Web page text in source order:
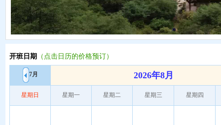
开班日期 （点击日历的价格预订）
7月 2026年8月
星期日 星期一 星期二 星期三 星期四